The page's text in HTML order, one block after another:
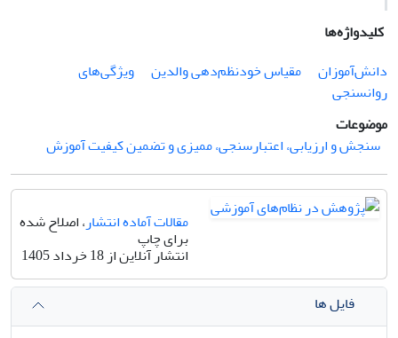
کلیدواژه‌ها
دانش‌آموزان
مقیاس خودنظم‌دهی والدین
ویژگی‌های
روانسنجی
موضوعات
سنجش و ارزیابی، اعتبارسنجی، ممیزی و تضمین کیفیت آموزش
مقالات آماده انتشار، اصلاح شده
برای چاپ
انتشار آنلاین از 18 خرداد 1405
فایل ها